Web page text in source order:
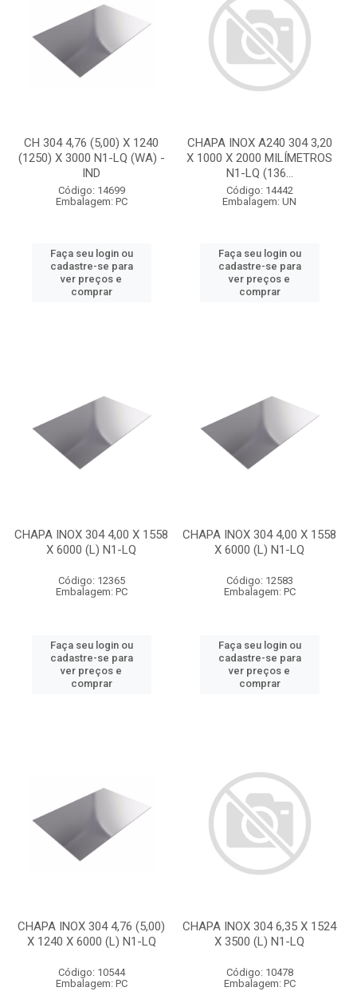
CH 304 4,76 (5,00) X 1240
(1250) X 3000 N1-LQ (WA) -
IND
Código: 14699
Embalagem: PC
Faça seu login ou
cadastre-se para
ver preços e
comprar
CHAPA INOX A240 304 3,20
X 1000 X 2000 MILÍMETROS
N1-LQ (136...
Código: 14442
Embalagem: UN
Faça seu login ou
cadastre-se para
ver preços e
comprar
CHAPA INOX 304 4,00 X 1558
X 6000 (L) N1-LQ
Código: 12365
Embalagem: PC
Faça seu login ou
cadastre-se para
ver preços e
comprar
CHAPA INOX 304 4,00 X 1558
X 6000 (L) N1-LQ
Código: 12583
Embalagem: PC
Faça seu login ou
cadastre-se para
ver preços e
comprar
CHAPA INOX 304 4,76 (5,00)
X 1240 X 6000 (L) N1-LQ
Código: 10544
Embalagem: PC
CHAPA INOX 304 6,35 X 1524
X 3500 (L) N1-LQ
Código: 10478
Embalagem: PC